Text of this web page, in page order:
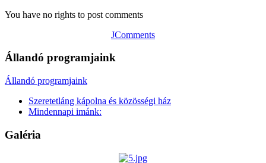
You have no rights to post comments
JComments
Állandó programjaink
Állandó programjaink
Szeretetláng kápolna és közösségi ház
Mindennapi imánk:
Galéria